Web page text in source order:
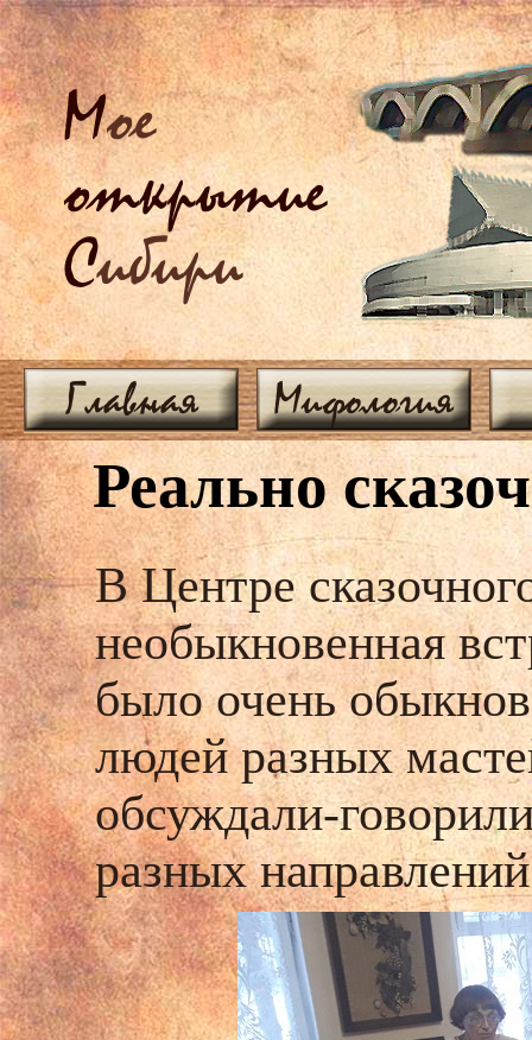
Мое
открытие
Сибири
Главная Мифология
Реально
В Центре
необыкновенная
было очень
людей разных
обсуждали-
разных